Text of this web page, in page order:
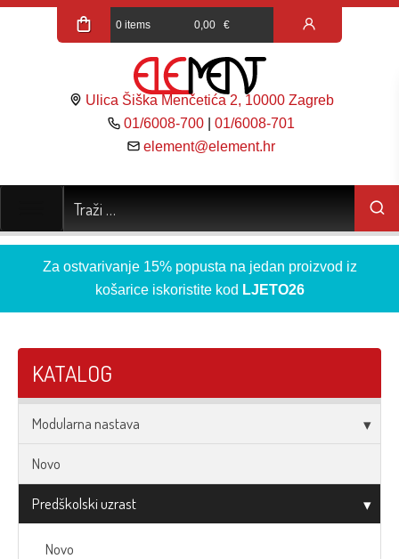
0 items 0,00 €
Ulica Šiška Menčetića 2, 10000 Zagreb
01/6008-700 |01/6008-701
element@element.hr
Za ostvarivanje 15% popusta na jedan proizvod iz
košarice iskoristite kod LJETO26
KATALOG
Modularna nastava
Novo
Predškolski uzrast
Novo